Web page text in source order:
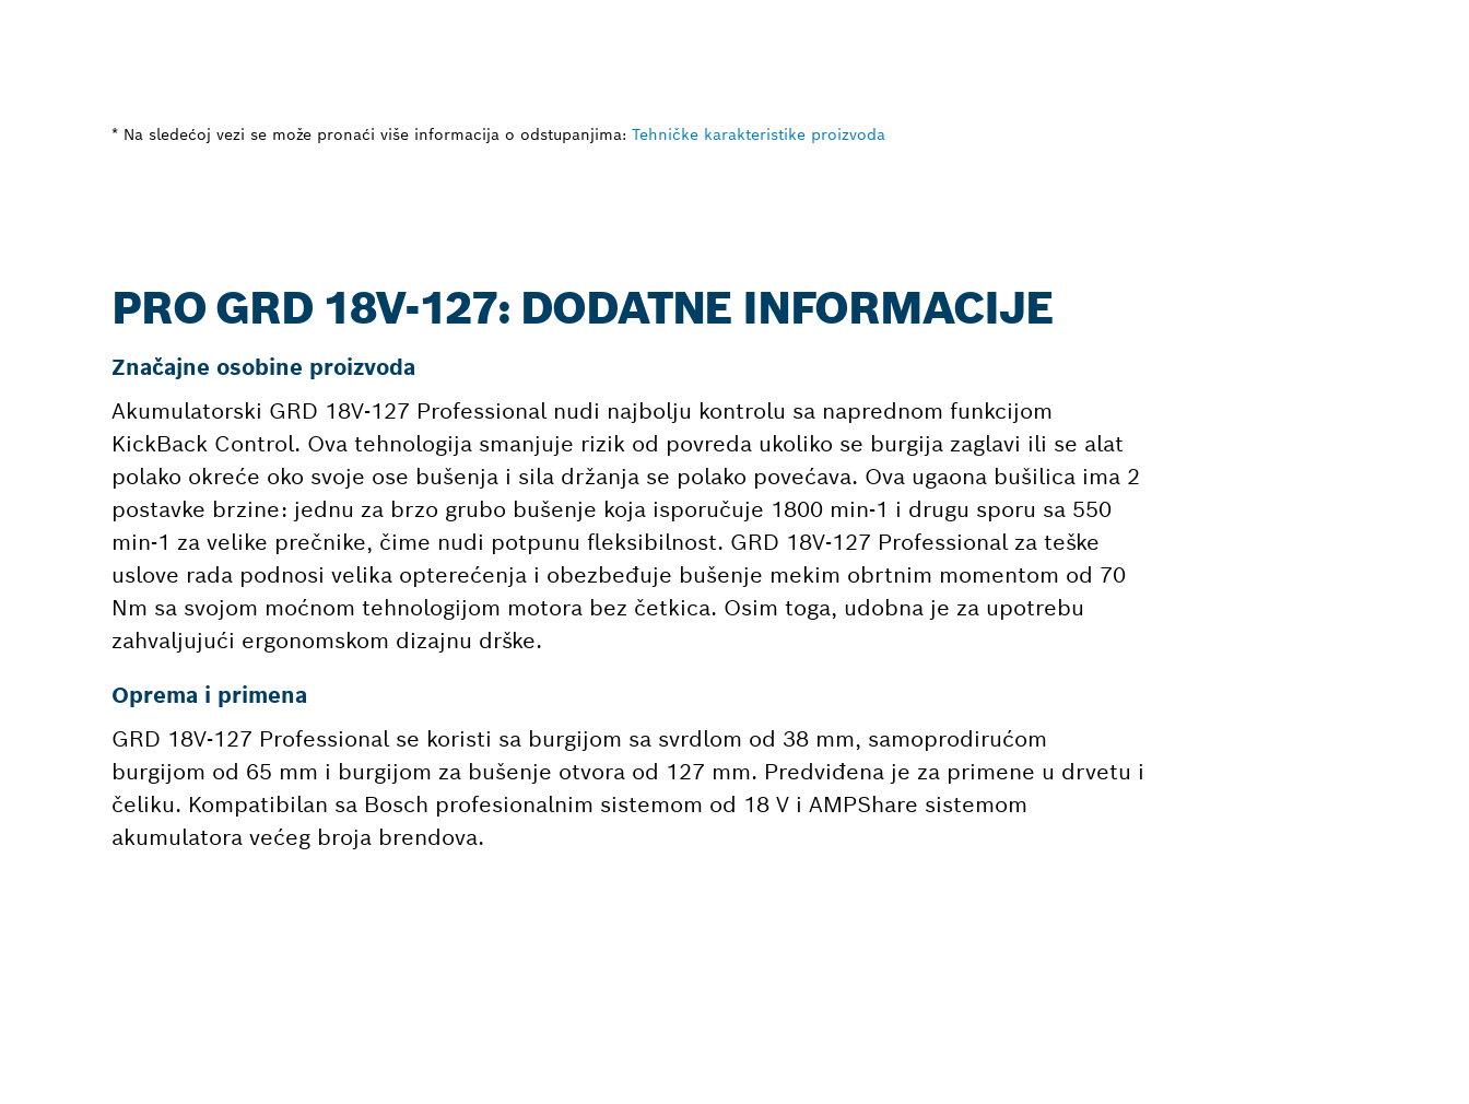
* Na sledećoj vezi se može pronaći više informacija o odstupanjima: Tehničke karakteristike proizvoda
PRO GRD 18V-127: DODATNE INFORMACIJE
Značajne osobine proizvoda
Akumulatorski GRD 18V-127 Professional nudi najbolju kontrolu sa naprednom funkcijom
KickBack Control. Ova tehnologija smanjuje rizik od povreda ukoliko se burgija zaglavi ili se alat
polako okreće oko svoje ose bušenja i sila držanja se polako povećava. Ova ugaona bušilica ima 2
postavke brzine: jednu za brzo grubo bušenje koja isporučuje 1800 min-1 i drugu sporu sa 550
min-1 za velike prečnike, čime nudi potpunu fleksibilnost. GRD 18V-127 Professional za teške
uslove rada podnosi velika opterećenja i obezbeđuje bušenje mekim obrtnim momentom od 70
Nm sa svojom moćnom tehnologijom motora bez četkica. Osim toga, udobna je za upotrebu
zahvaljujući ergonomskom dizajnu drške.
Oprema i primena
GRD 18V-127 Professional se koristi sa burgijom sa svrdlom od 38 mm, samoprodirućom
burgijom od 65 mm i burgijom za bušenje otvora od 127 mm. Predviđena je za primene u drvetu i
čeliku. Kompatibilan sa Bosch profesionalnim sistemom od 18 V i AMPShare sistemom
akumulatora većeg broja brendova.